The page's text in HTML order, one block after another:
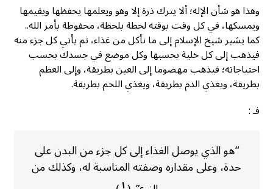
وهذا هو شأن الإله؛ ألا يترك ذرة إلا وهو ويعلمها يحفظها ويقيمها
ويمسكها، في كل وقت بوقته لحظة بلحظة، محفوظة بأمر الله..
كما يشير شيخ الإسلام إلى ما نأكل من غذاء، ثم يأتي كل جزء منه
فيذهب إلى كل خلية بحسبها وكل موضع في جسدك بحسب
احتياجاته؛ فيذهب مهضوما إلى العين بطريقة، وإلى العظم
بطريقة، ويغذي الدم بطريقة، ويغذي اللحم بطريقة.
فـ :
“هو الذي يوصل الغذاء إلى كل جزء من البدن على
حدة، وعلى مقداره وصفته المناسبة له، وكذلك من